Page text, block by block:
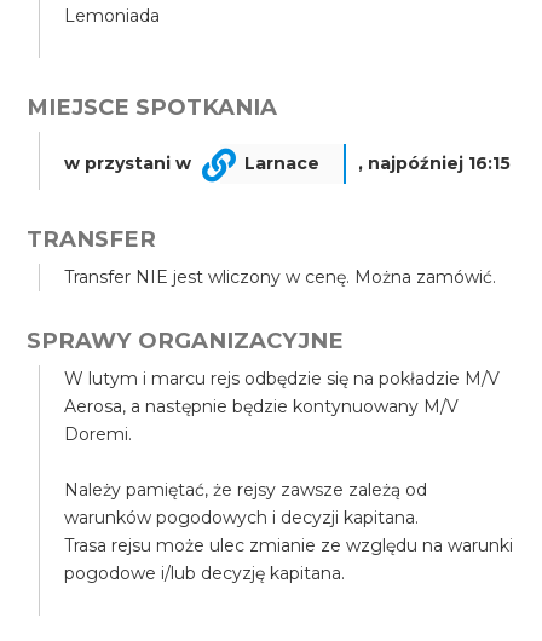
Lemoniada
MIEJSCE SPOTKANIA
w przystani w Larnace , najpóźniej 16:15
TRANSFER
Transfer NIE jest wliczony w cenę. Można zamówić.
SPRAWY ORGANIZACYJNE
W lutym i marcu rejs odbędzie się na pokładzie M/V
Aerosa, a następnie będzie kontynuowany M/V
Doremi.
Należy pamiętać, że rejsy zawsze zależą od
warunków pogodowych i decyzji kapitana.
Trasa rejsu może ulec zmianie ze względu na warunki
pogodowe i/lub decyzję kapitana.